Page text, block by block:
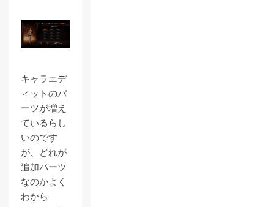
キャラエデ
ィットのパ
ーツが増え
ているらし
いのです
が、どれが
追加パーツ
なのかよく
わから